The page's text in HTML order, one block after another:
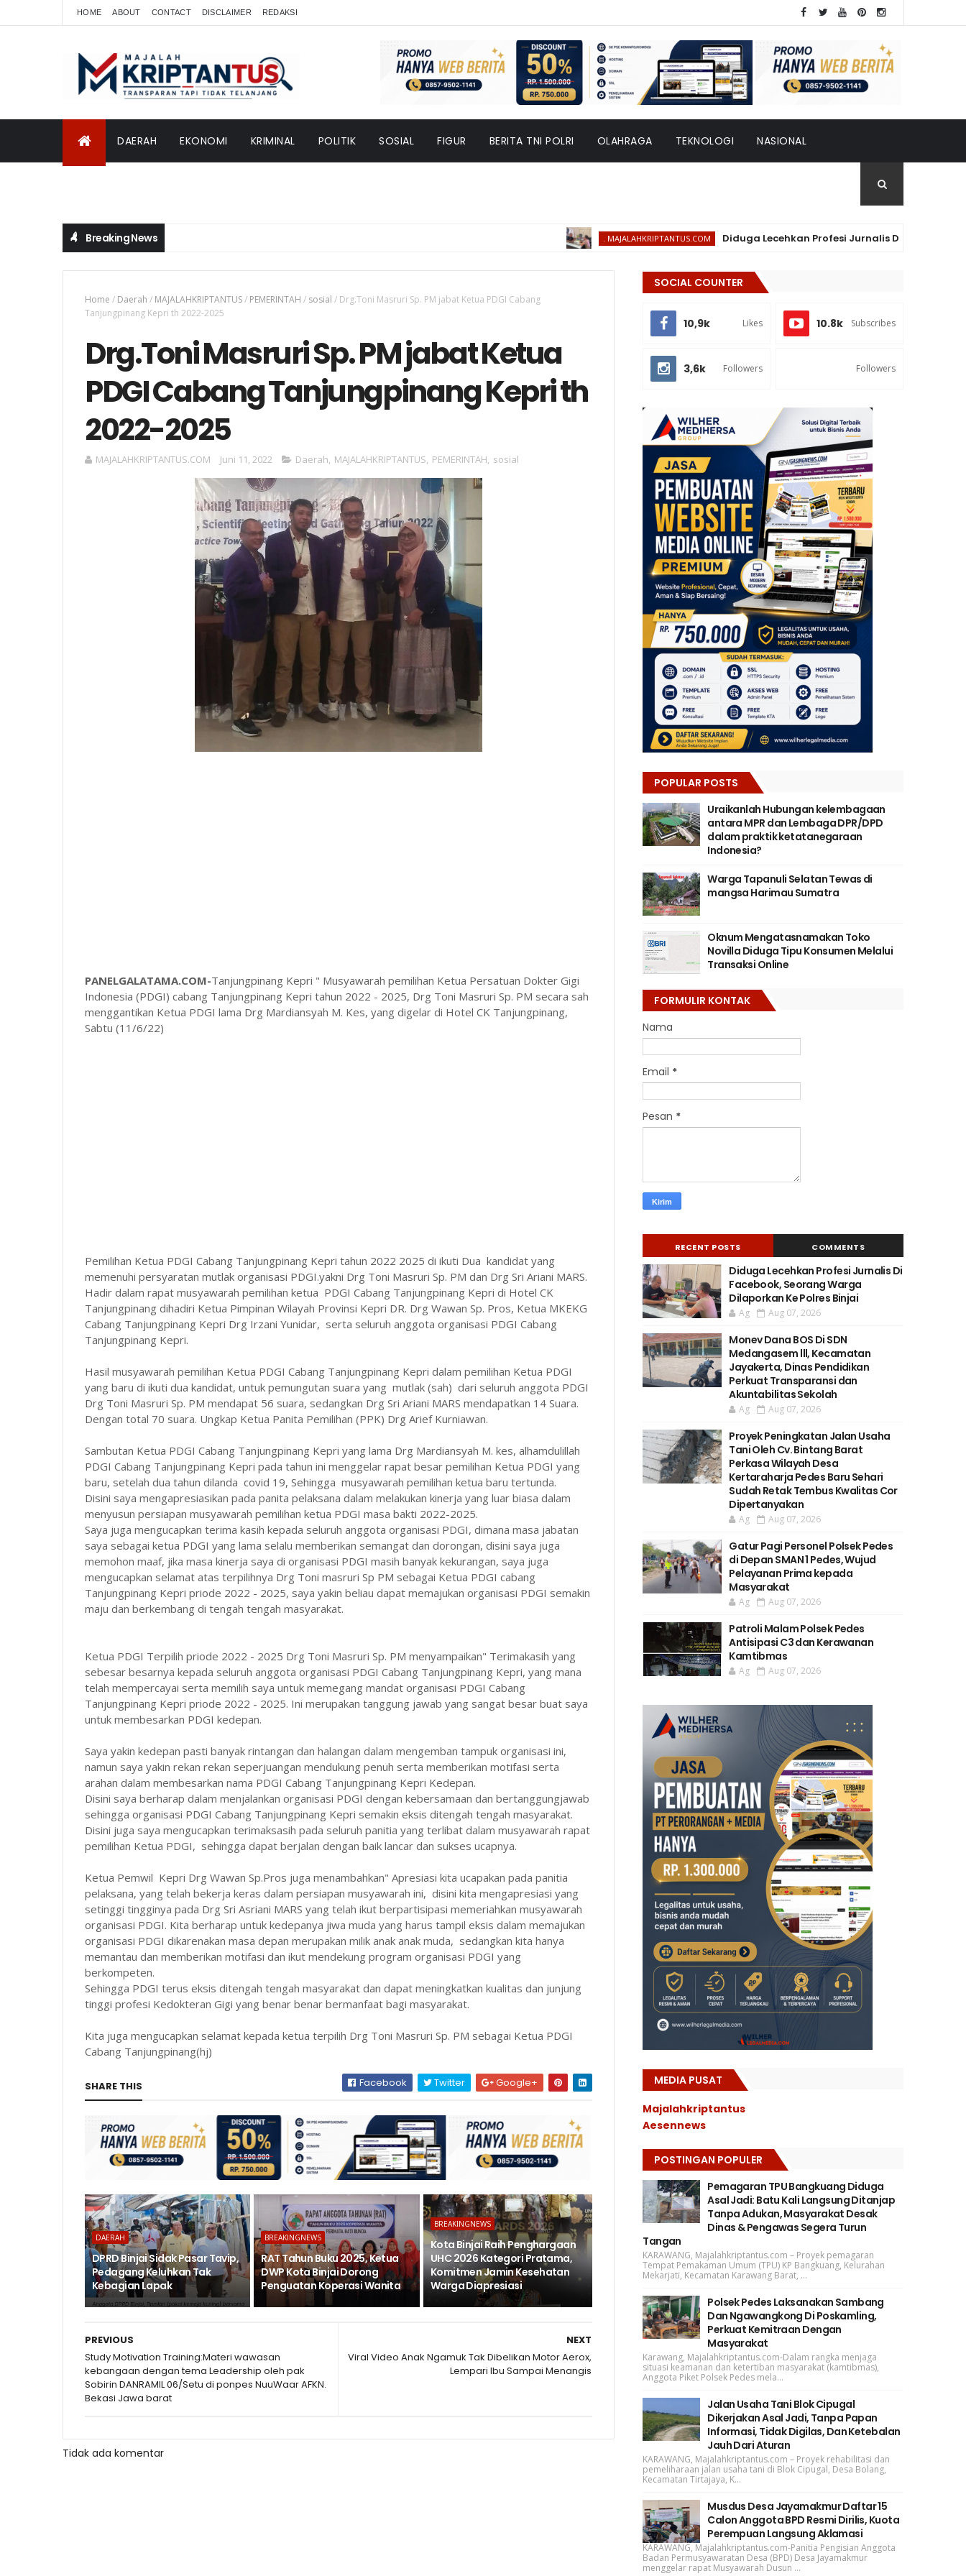
HOME ABOUT CONTACT DISCLAIMER REDAKSI
DAERAH EKONOMI KRIMINAL POLITIK SOSIAL FIGUR BERITA TNI POLRI OLAHRAGA TEKNOLOGI NASIONAL
Breaking News . MAJALAHKRIPTANTUS.COM Diduga Lecehkan Profesi Jurnalis Di Facebook, Seorang
Home / Daerah / MAJALAHKRIPTANTUS/ PEMERINTAH / sosial / Drg.Toni Masruri Sp. PM jabat Ketua PDGI Cabang
Tanjungpinang Kepri th 2022-2025
Drg.Toni Masruri Sp. PM jabat Ketua
PDGI Cabang Tanjungpinang Kepri th
2022-2025
MAJALAHKRIPTANTUS.COM Juni 11, 2022 Daerah, MAJALAHKRIPTANTUS, PEMERINTAH, sosial
PANELGALATAMA.COM-Tanjungpinang Kepri " Musyawarah pemilihan Ketua Persatuan Dokter Gigi
Indonesia (PDGI) cabang Tanjungpinang Kepri tahun 2022 - 2025, Drg Toni Masruri Sp. PM secara sah
menggantikan Ketua PDGI lama Drg Mardiansyah M. Kes, yang digelar di Hotel CK Tanjungpinang,
Sabtu (11/6/22)
Pemilihan Ketua PDGI Cabang Tanjungpinang Kepri tahun 2022 2025 di ikuti Dua kandidat yang
memenuhi persyaratan mutlak organisasi PDGI.yakni Drg Toni Masruri Sp. PM dan Drg Sri Ariani MARS.
Hadir dalam rapat musyawarah pemilihan ketua PDGI Cabang Tanjungpinang Kepri di Hotel CK
Tanjungpinang dihadiri Ketua Pimpinan Wilayah Provinsi Kepri DR. Drg Wawan Sp. Pros, Ketua MKEKG
Cabang Tanjungpinang Kepri Drg Irzani Yunidar, serta seluruh anggota organisasi PDGI Cabang
Tanjungpinang Kepri.
Hasil musyawarah pemilihan Ketua PDGI Cabang Tanjungpinang Kepri dalam pemilihan Ketua PDGI
yang baru di ikuti dua kandidat, untuk pemungutan suara yang mutlak (sah) dari seluruh anggota PDGI
Drg Toni Masruri Sp. PM mendapat 56 suara, sedangkan Drg Sri Ariani MARS mendapatkan 14 Suara.
Dengan total 70 suara. Ungkap Ketua Panita Pemilihan (PPK) Drg Arief Kurniawan.
Sambutan Ketua PDGI Cabang Tanjungpinang Kepri yang lama Drg Mardiansyah M. kes, alhamdulillah
PDGI Cabang Tanjungpinang Kepri pada tahun ini menggelar rapat besar pemilihan Ketua PDGI yang
baru, setelah dua tahun dilanda covid 19, Sehingga musyawarah pemilihan ketua baru tertunda.
Disini saya mengapresiasikan pada panita pelaksana dalam melakukan kinerja yang luar biasa dalam
menyusun persiapan musyawarah pemilihan ketua PDGI masa bakti 2022-2025.
Saya juga mengucapkan terima kasih kepada seluruh anggota organisasi PDGI, dimana masa jabatan
saya sebagai ketua PDGI yang lama selalu memberikan semangat dan dorongan, disini saya juga
memohon maaf, jika masa kinerja saya di organisasi PDGI masih banyak kekurangan, saya juga
mengucapkan selamat atas terpilihnya Drg Toni masruri Sp PM sebagai Ketua PDGI cabang
Tanjungpinang Kepri priode 2022 - 2025, saya yakin beliau dapat memajukan organisasi PDGI semakin
maju dan berkembang di tengah tengah masyarakat.
Ketua PDGI Terpilih priode 2022 - 2025 Drg Toni Masruri Sp. PM menyampaikan" Terimakasih yang
sebesar besarnya kepada seluruh anggota organisasi PDGI Cabang Tanjungpinang Kepri, yang mana
telah mempercayai serta memilih saya untuk memegang mandat organisasi PDGI Cabang
Tanjungpinang Kepri priode 2022 - 2025. Ini merupakan tanggung jawab yang sangat besar buat saya
untuk membesarkan PDGI kedepan.
Saya yakin kedepan pasti banyak rintangan dan halangan dalam mengemban tampuk organisasi ini,
namun saya yakin rekan rekan seperjuangan mendukung penuh serta memberikan motifasi serta
arahan dalam membesarkan nama PDGI Cabang Tanjungpinang Kepri Kedepan.
Disini saya berharap dalam menjalankan organisasi PDGI dengan kebersamaan dan bertanggungjawab
sehingga organisasi PDGI Cabang Tanjungpinang Kepri semakin eksis ditengah tengah masyarakat.
Disini juga saya mengucapkan terimaksasih pada seluruh panitia yang terlibat dalam musyawarah rapat
pemilihan Ketua PDGI, sehingga dapat berjalan dengan baik lancar dan sukses ucapnya.
Ketua Pemwil Kepri Drg Wawan Sp.Pros juga menambahkan" Apresiasi kita ucapakan pada panitia
pelaksana, yang telah bekerja keras dalam persiapan musyawarah ini, disini kita mengapresiasi yang
setinggi tingginya pada Drg Sri Asriani MARS yang telah ikut berpartisipasi memeriahkan musyawarah
organisasi PDGI. Kita berharap untuk kedepanya jiwa muda yang harus tampil eksis dalam memajukan
organisasi PDGI dikarenakan masa depan merupakan milik anak anak muda, sedangkan kita hanya
memantau dan memberikan motifasi dan ikut mendekung program organisasi PDGI yang
berkompeten.
Sehingga PDGI terus eksis ditengah tengah masyarakat dan dapat meningkatkan kualitas dan junjung
tinggi profesi Kedokteran Gigi yang benar benar bermanfaat bagi masyarakat.
Kita juga mengucapkan selamat kepada ketua terpilih Drg Toni Masruri Sp. PM sebagai Ketua PDGI
Cabang Tanjungpinang(hj)
SHARE THIS Facebook Twitter Google+
DAERAH
DPRD Binjai Sidak Pasar Tavip,
Pedagang Keluhkan Tak
Kebagian Lapak
BREAKINGNEWS
RAT Tahun Buku 2025, Ketua
DWP Kota Binjai Dorong
Penguatan Koperasi Wanita
BREAKINGNEWS
Kota Binjai Raih Penghargaan
UHC 2026 Kategori Pratama,
Komitmen Jamin Kesehatan
Warga Diapresiasi
NEXT
Viral Video Anak Ngamuk Tak Dibelikan Motor Aerox,
Lempari Ibu Sampai Menangis
PREVIOUS
Study Motivation Training:Materi wawasan
kebangaan dengan tema Leadership oleh pak
Sobirin DANRAMIL 06/Setu di ponpes NuuWaar AFKN.
Bekasi Jawa barat
Tidak ada komentar
SOCIAL COUNTER
10,9k Likes 10.8k Subscribes
3,6k Followers Followers
POPULAR POSTS
Uraikanlah Hubungan kelembagaan
antara MPR dan Lembaga DPR/DPD
dalam praktik ketatanegaraan
Indonesia?
Warga Tapanuli Selatan Tewas di
mangsa Harimau Sumatra
Oknum Mengatasnamakan Toko
Novilla Diduga Tipu Konsumen Melalui
Transaksi Online
FORMULIR KONTAK
Nama
Email *
Pesan *
RECENT POSTS COMMENTS
Diduga Lecehkan Profesi Jurnalis Di
Facebook, Seorang Warga
Dilaporkan Ke Polres Binjai
Ag Aug 07, 2026
Monev Dana BOS Di SDN
Medangasem lll, Kecamatan
Jayakerta, Dinas Pendidikan
Perkuat Transparansi dan
Akuntabilitas Sekolah
Ag Aug 07, 2026
Proyek Peningkatan Jalan Usaha
Tani Oleh Cv. Bintang Barat
Perkasa Wilayah Desa
Kertaraharja Pedes Baru Sehari
Sudah Retak Tembus Kwalitas Cor
Dipertanyakan
Ag Aug 07, 2026
Gatur Pagi Personel Polsek Pedes
di Depan SMAN 1 Pedes, Wujud
Pelayanan Prima kepada
Masyarakat
Ag Aug 07, 2026
Patroli Malam Polsek Pedes
Antisipasi C3 dan Kerawanan
Kamtibmas
Ag Aug 07, 2026
MEDIA PUSAT
Majalahkriptantus
Aesennews
POSTINGAN POPULER
Pemagaran TPU Bangkuang Diduga
Asal Jadi: Batu Kali Langsung Ditanjap
Tanpa Adukan, Masyarakat Desak
Dinas & Pengawas Segera Turun
Tangan
KARAWANG, Majalahkriptantus.com – Proyek pemagaran
Tempat Pemakaman Umum (TPU) KP Bangkuang, Kelurahan
Mekarjati, Kecamatan Karawang Barat, ...
Polsek Pedes Laksanakan Sambang
Dan Ngawangkong Di Poskamling,
Perkuat Kemitraan Dengan
Masyarakat
Karawang, Majalahkriptantus.com-Dalam rangka menjaga
situasi keamanan dan ketertiban masyarakat (kamtibmas),
Anggota Piket Polsek Pedes mela...
Jalan Usaha Tani Blok Cipugal
Dikerjakan Asal Jadi, Tanpa Papan
Informasi, Tidak Digilas, Dan Ketebalan
Jauh Dari Aturan
KARAWANG, Majalahkriptantus.com – Proyek rehabilitasi dan
pemeliharaan jalan usaha tani di Blok Cipugal, Desa Bolang,
Kecamatan Tirtajaya, K...
Musdus Desa Jayamakmur Daftar 15
Calon Anggota BPD Resmi Dirilis, Kuota
Perempuan Langsung Aklamasi
KARAWANG, Majalahkriptantus.com-Panitia Pengisian Anggota
Badan Permusyawaratan Desa (BPD) Desa Jayamakmur
menggelar rapat Musyawarah Dusun ...